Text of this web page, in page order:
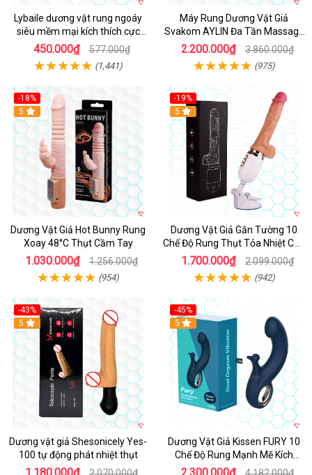
Lybaile dương vật rung ngoáy
siêu mềm mại kích thích cực
mạnh
450.000₫ 577.000₫
(1,441)
Máy Rung Dương Vật Giả
Svakom AYLIN Đa Tần Massage
Sướng
2.200.000₫ 3.860.000₫
(975)
-18%
Hot
5
Dương Vật Giả Hot Bunny Rung
Xoay 48°C Thụt Cầm Tay
1.030.000₫ 1.256.000₫
(954)
-19%
Hot
5
Dương Vật Giả Gắn Tường 10
Chế Độ Rung Thụt Tỏa Nhiệt Cao
Cấp
1.700.000₫ 2.099.000₫
(942)
-43%
5
Dương vật giả Shesonicely Yes-
100 tự động phát nhiệt thụt
1.180.000₫ 2.070.000₫
-45%
Hot
5
Dương Vật Giả Kissen FURY 10
Chế Độ Rung Mạnh Mẽ Kích
Thích
2.300.000₫ 4.182.000₫